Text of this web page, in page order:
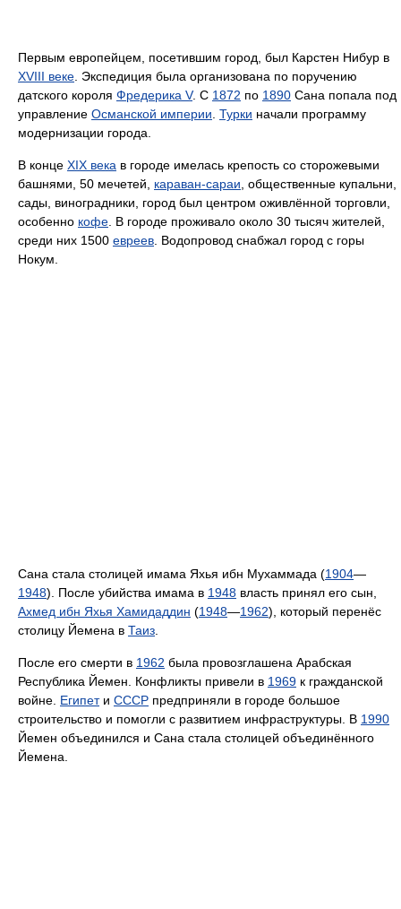
Первым европейцем, посетившим город, был Карстен Нибур в
XVIII веке . Экспедиция была организована по поручению
датского короля Фредерика V. С 1872 по 1890 Сана попала под
управление Османской империи Турки начали программу
модернизации города.
В конце XIX века в городе имелась крепость со сторожевыми
башнями, 50 мечетей, караван-сараи , общественные купальни,
сады, виноградники, город был центром оживлённой торговли,
особенно кофе . В городе проживало около 30 тысяч жителей,
среди них 1500 евреев . Водопровод снабжал город с горы
Нокум.
Сана стала столицей имама Яхья ибн Мухаммада (1904—
1948). После убийства имама в 1948 власть принял его сын,
Ахмед ибн Яхья Хамидаддин (1948—1962), который перенёс
столицу Йемена в Таиз
После его смерти в 1962 была провозглашена Арабская
Республика Йемен. Конфликты привели в 1969 к гражданской
войне. Египети СССР предприняли в городе большое
строительство и помогли с развитием инфраструктуры. В 1990
Йемен объединился и Сана стала столицей объединённого
Йемена.